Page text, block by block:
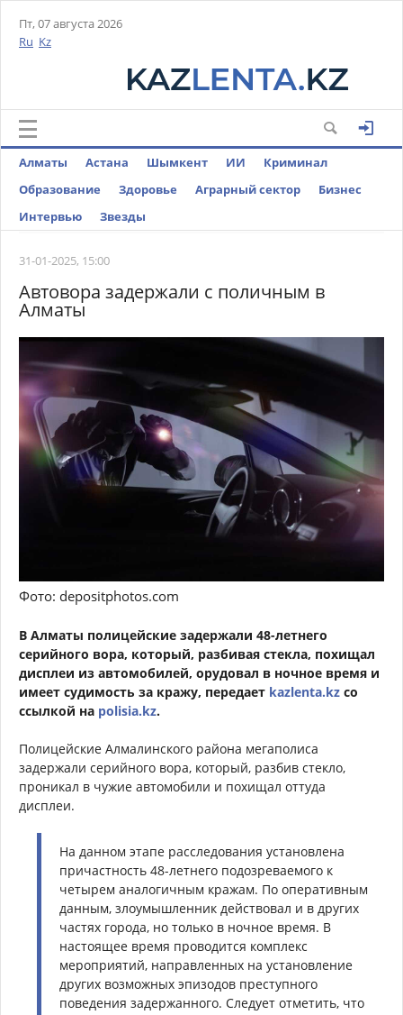
Пт, 07 августа 2026
Ru Kz
Алматы Астана Шымкент ИИ
Криминал
Образование
Здоровье Аграрный сектор
Бизнес
Интервью
Звезды
31-01-2025, 15:00
Автовора задержали с поличным в
Алматы
Фото: depositphotos.com
В Алматы полицейские задержали 48-летнего
серийного вора, который, разбивая стекла, похищал
дисплеи из автомобилей, орудовал в ночное время и
имеет судимость за кражу, передает kazlenta.kz со
ссылкой на polisia.kz.
Полицейские Алмалинского района мегаполиса
задержали серийного вора, который, разбив стекло,
проникал в чужие автомобили и похищал оттуда
дисплеи.
На данном этапе расследования установлена
причастность 48-летнего подозреваемого к
четырем аналогичным кражам. По оперативным
данным, злоумышленник действовал и в других
частях города, но только в ночное время. В
настоящее время проводится комплекс
мероприятий, направленных на установление
других возможных эпизодов преступного
поведения задержанного. Следует отметить, что